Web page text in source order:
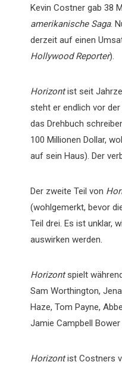
Kevin Costner gab 38
amerikanische Saga.
derzeit auf einen
Hollywood Reporter).
Horizontist seit
steht er endlich vor
das Drehbuch
100 Millionen Dollar,
auf sein Haus). Der
Der zweite Teil von
(wohlgemerkt, bevor
Teil drei. Es ist unklar,
auswirken werden.
Horizontspielt
Sam Worthington,
Haze, Tom Payne,
Jamie Campbell
Horizontist Costners